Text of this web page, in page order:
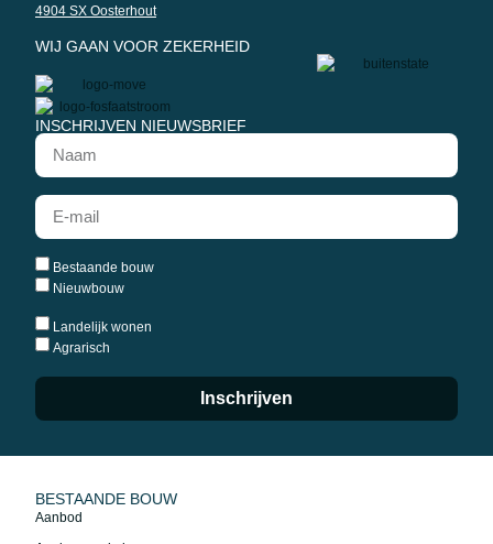
4904 SX Oosterhout
WIJ GAAN VOOR ZEKERHEID
INSCHRIJVEN NIEUWSBRIEF
Bestaande bouw
Nieuwbouw
Landelijk wonen
Agrarisch
Inschrijven
BESTAANDE BOUW
Aanbod